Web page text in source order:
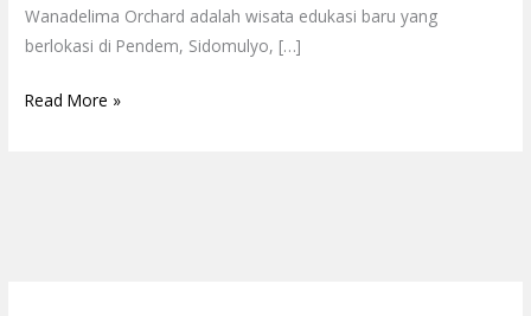
Wanadelima Orchard adalah wisata edukasi baru yang
berlokasi di Pendem, Sidomulyo, […]
Read More »